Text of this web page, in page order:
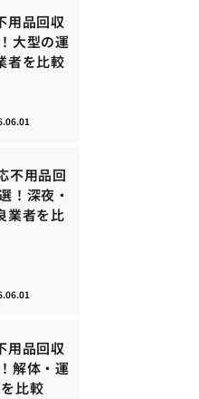
用品回収
大型の運
者を比較
不用品回
！深夜・
業者を比
用品回収
解体・運
比較